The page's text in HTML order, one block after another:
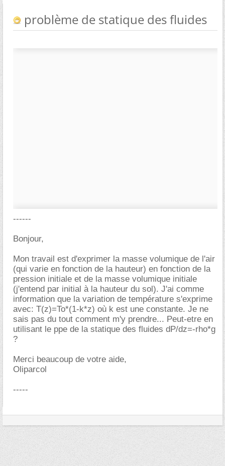
problème de statique des fluides
------
Bonjour,
Mon travail est d'exprimer la masse volumique de l'air
(qui varie en fonction de la hauteur) en fonction de la
pression initiale et de la masse volumique initiale
(j'entend par initial à la hauteur du sol). J'ai comme
information que la variation de température s'exprime
avec: T(z)=To*(1-k*z) où k est une constante. Je ne
sais pas du tout comment m'y prendre... Peut-etre en
utilisant le ppe de la statique des fluides dP/dz=-rho*g
?
Merci beaucoup de votre aide,
Oliparcol
-----